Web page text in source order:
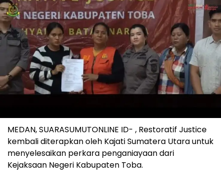
MEDAN, SUARASUMUTONLINE ID- , Restoratif Justice
kembali diterapkan oleh Kajati Sumatera Utara untuk
menyelesaikan perkara penganiayaan dari
Kejaksaan Negeri Kabupaten Toba.